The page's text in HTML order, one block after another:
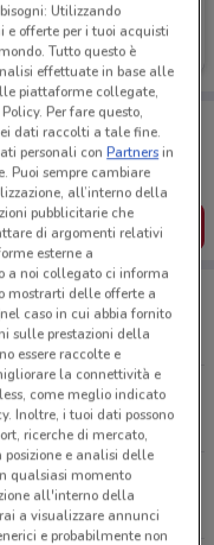
con te!
dei negozi vicino a te,
risparmio, comodamente
L’APP
Utilizzando
e offerte per i tuoi acquisti
Tutto questo è
effettuate in base alle
piattaforme collegate,
Per fare questo,
dati raccolti a tale fine.
personali conPartnersin
Puoi sempre cambiare
all’interno della
pubblicitarie che
di argomenti relativi
esterne a
a noi collegato ci informa
mostrarti delle offerte a
caso in cui abbia fornito
sulle prestazioni della
essere raccolte e
la connettività e
come meglio indicato
Inoltre, i tuoi dati possono
ricerche di mercato,
e analisi delle
qualsiasi momento
all'interno della
a visualizzare annunci
e probabilmente non